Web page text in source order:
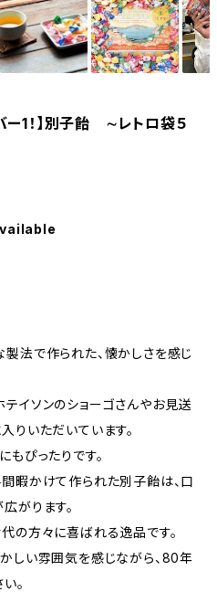
ー1！】別子飴 ∼レトロ袋５
法で作られた、懐かしさを感じ
イソンのショーゴさんやお見送
りいただいています。
もぴったりです。
暇かけて作られた別子飴は、口
がります。
の方々に喜ばれる逸品です。
しい雰囲気を感じながら、80年
。